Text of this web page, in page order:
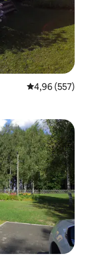
Средна
4,96 (557)